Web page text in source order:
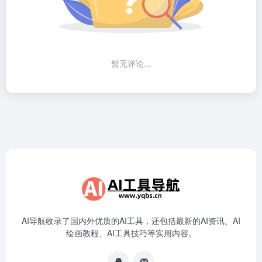
暂无评论...
AI导航收录了国内外优质的AI工具，还包括最新的AI资讯、AI
绘画教程、AI工具技巧等实用内容。